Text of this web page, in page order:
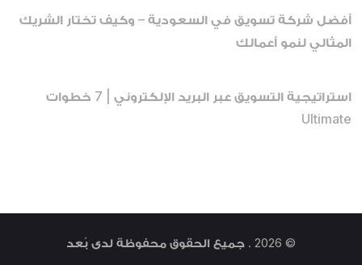
أفضل شركة تسويق في السعودية – وكيف تختار الشريك
المثالي لنمو أعمالك
استراتيجية التسويق عبر البريد الإلكتروني | 7 خطوات
Ultimate
© 2026 . جميع الحقوق محفوظة لدى بُعد